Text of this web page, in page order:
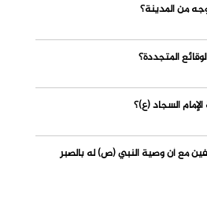
من المدينة؟
المتجددة؟
السجاد (ع)؟
مع أن وصية النبي (ص) له بالصبر